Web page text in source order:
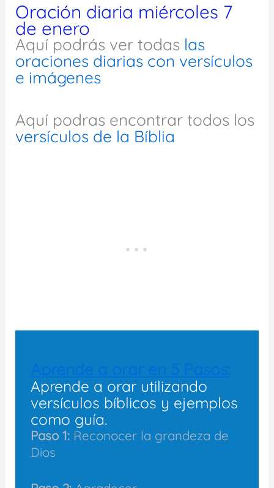
Oración diaria miércoles 7
de enero
Aquí podrás ver todas las
oraciones diarias con versículos
e imágenes
Aquí podras encontrar todos los
versículos de la Bíblia
Aprende a orar utilizando
versículos bíblicos y ejemplos
como guía.
Paso 1:Reconocer la grandeza de
Dios